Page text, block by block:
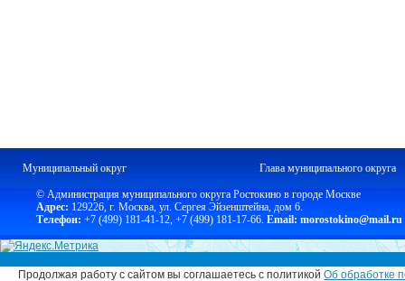
Муниципальный округ Глава муниципального округа
© Администрация муниципального округа Ростокино в городе Москве
Адрес: 129226, г. Москва, ул. Сергея Эйзенштейна, дом 6.
Телефон: +7 (499) 181-41-12, +7 (499) 181-17-66. Email: morostokino@mail.ru
Продолжая работу с сайтом вы соглашаетесь с политикойОб обработке